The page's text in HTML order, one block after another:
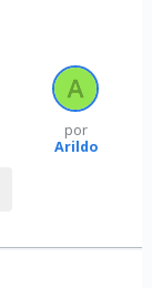
por
Arildo